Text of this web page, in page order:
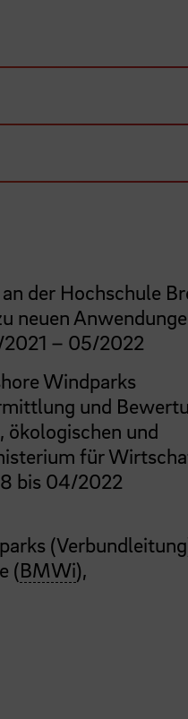
der Hochschule
neuen
– 05/2022
Windparks
und
ökologischen und
für
bis 04/2022
(BMWi),